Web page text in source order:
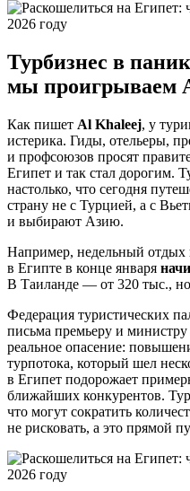
Турбизнес в
мы проигрываем
Как пишет Al Khaleej, у
истерика. Гиды, отельеры,
и профсоюзов просят
Египет и так стал дорогим.
настолько, что сегодня
страну не с Турцией, а с
и выбирают Азию.
Например, недельный отдых
в Египте в конце января
В Таиланде — от 320 тыс., но
Федерация туристических
письма премьеру и
реальное опасение:
турпотока, который шел
в Египет подорожает
ближайших конкурентов.
что могут сократить
не рисковать, а это прямой